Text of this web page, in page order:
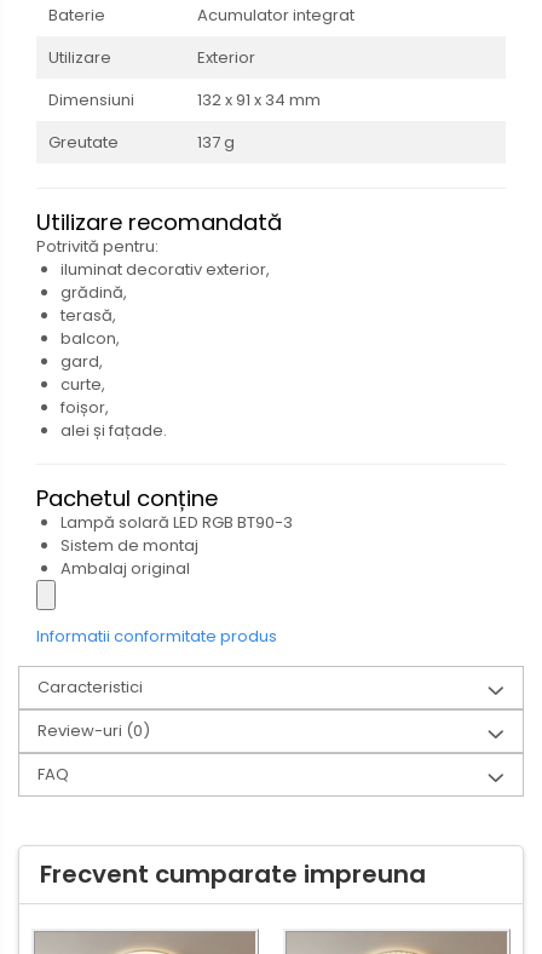
Baterie
Acumulator integrat
Utilizare
Exterior
Dimensiuni
132 x 91 x 34 mm
Greutate
137 g
Utilizare recomandată
Potrivită pentru:
iluminat decorativ exterior,
grădină,
terasă,
balcon,
gard,
curte,
foișor,
alei și fațade.
Pachetul conține
Lampă solară LED RGB BT90-3
Sistem de montaj
Ambalaj original
Informatii conformitate produs
Caracteristici
Review-uri (0)
FAQ
Frecvent cumparate impreuna